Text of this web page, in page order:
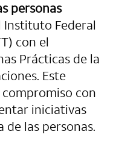
personas
Instituto Federal
con el
Prácticas de la
Este
con
iniciativas
de las personas.